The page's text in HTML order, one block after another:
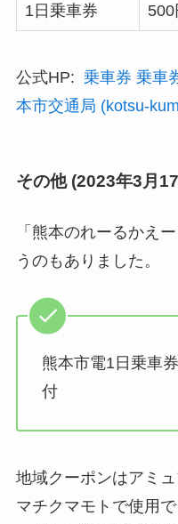
1日乗車券 500
公式HP: 乗車券 乗車
本市交通局 (kotsu-
その他 (2023年3月
「熊本のれーるかえ
うのもありました。
熊本市電1日乗車
付
地域クーポンはアミ
マチクマモトで使用